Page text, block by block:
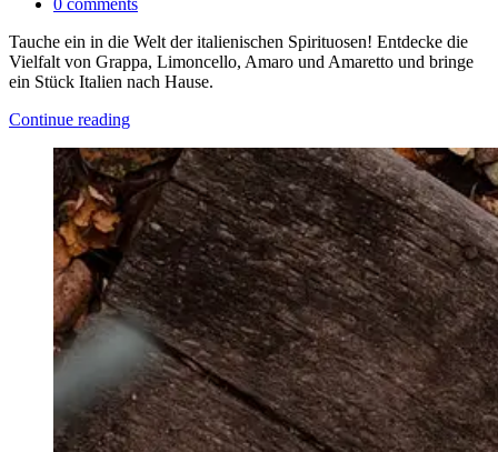
Tauche ein in die Welt der italienischen Spirituosen! Entdecke die
Vielfalt von Grappa, Limoncello, Amaro und Amaretto und bringe
ein Stück Italien nach Hause.
Continue reading